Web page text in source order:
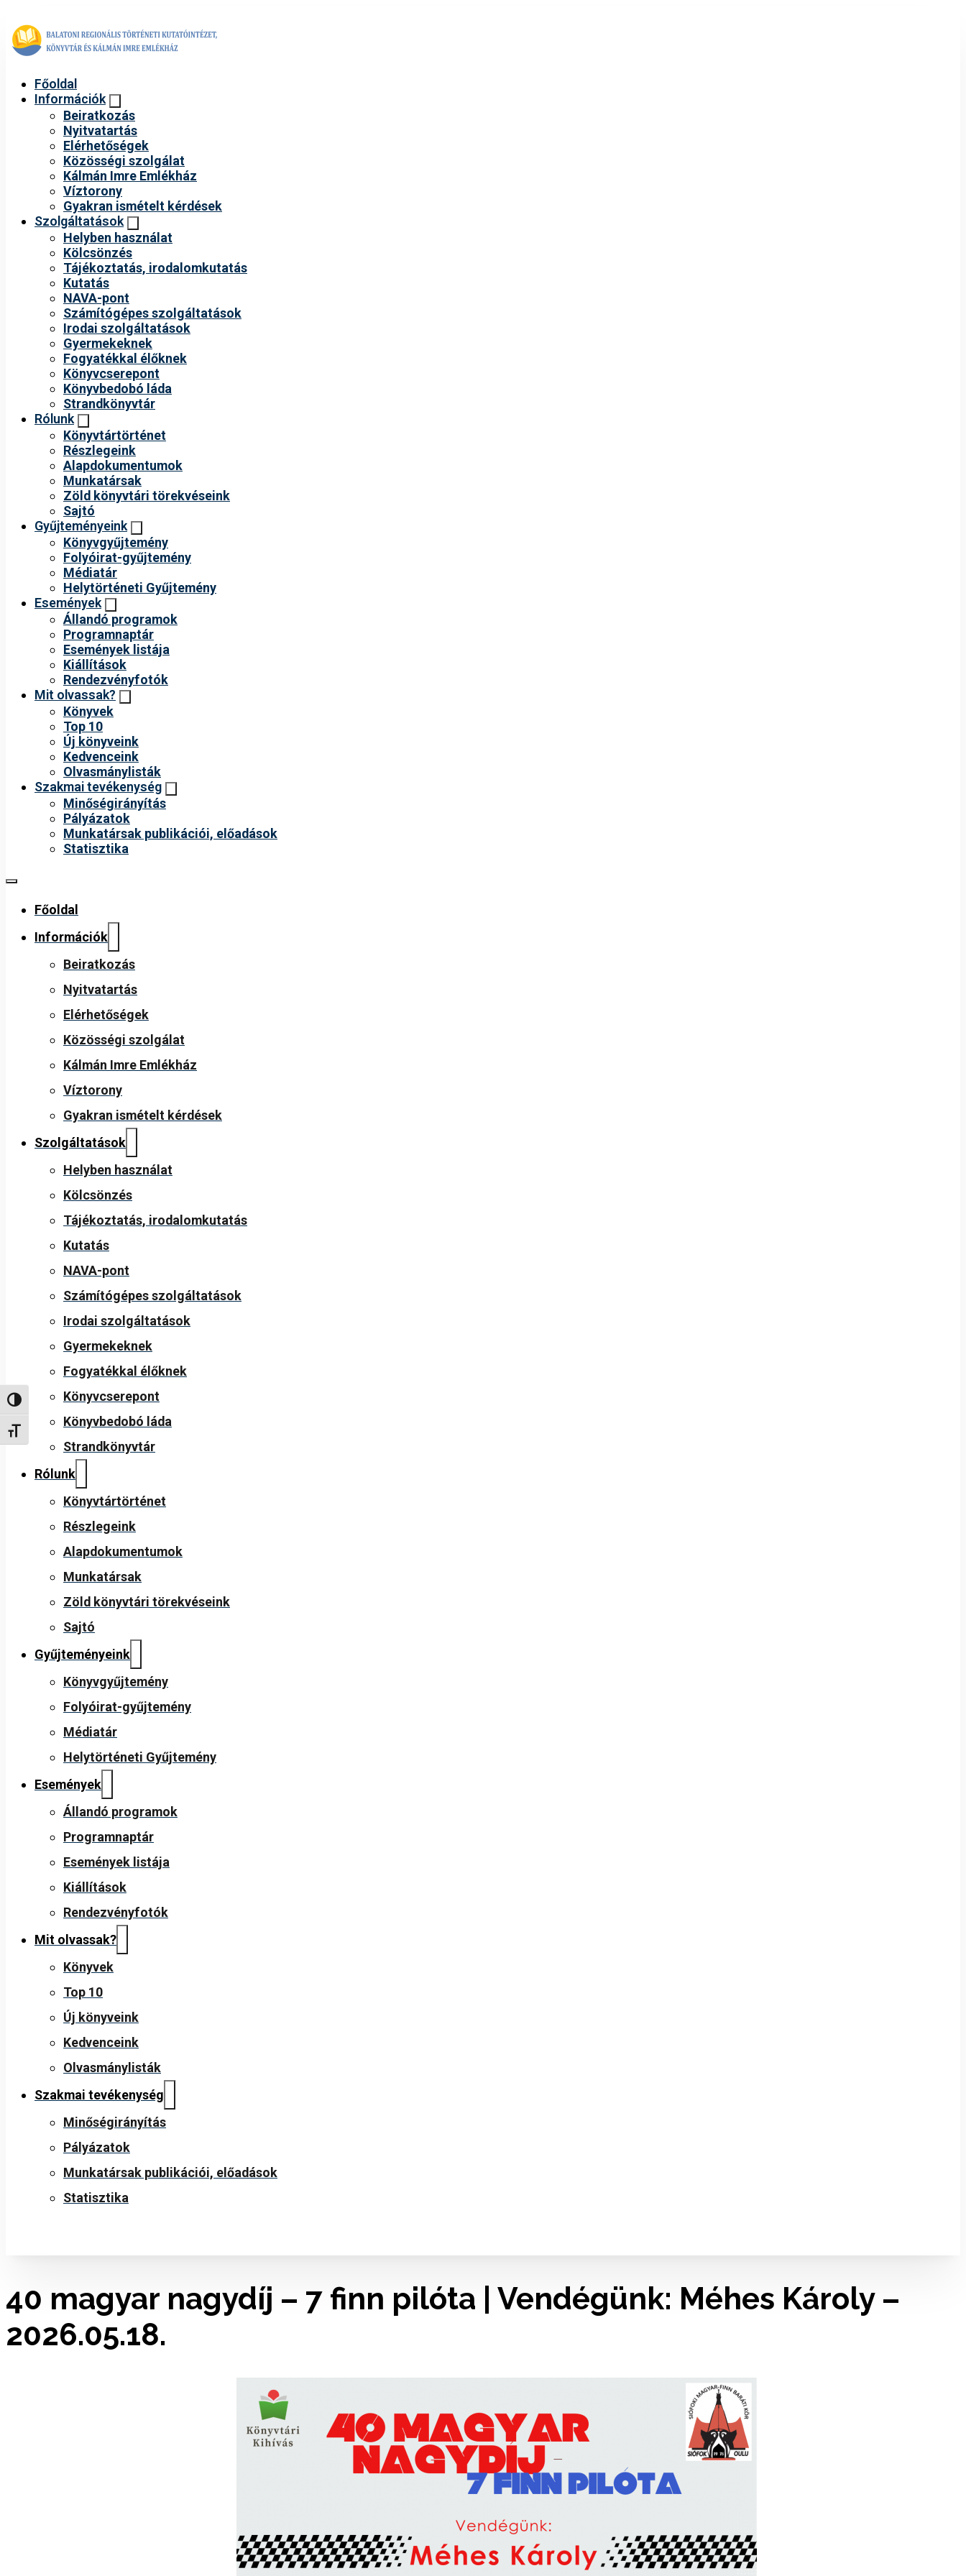
Nagy kontraszt váltása
Betűméret váltása
Főoldal
Információk
Beiratkozás
Nyitvatartás
Elérhetőségek
Közösségi szolgálat
Kálmán Imre Emlékház
Víztorony
Gyakran ismételt kérdések
Szolgáltatások
Helyben használat
Kölcsönzés
Tájékoztatás, irodalomkutatás
Kutatás
NAVA-pont
Számítógépes szolgáltatások
Irodai szolgáltatások
Gyermekeknek
Fogyatékkal élőknek
Könyvcserepont
Könyvbedobó láda
Strandkönyvtár
Rólunk
Könyvtártörténet
Részlegeink
Alapdokumentumok
Munkatársak
Zöld könyvtári törekvéseink
Sajtó
Gyűjteményeink
Könyvgyűjtemény
Folyóirat-gyűjtemény
Médiatár
Helytörténeti Gyűjtemény
Események
Állandó programok
Programnaptár
Események listája
Kiállítások
Rendezvényfotók
Mit olvassak?
Könyvek
Top 10
Új könyveink
Kedvenceink
Olvasmánylisták
Szakmai tevékenység
Minőségirányítás
Pályázatok
Munkatársak publikációi, előadások
Statisztika
Főoldal
Információk
Beiratkozás
Nyitvatartás
Elérhetőségek
Közösségi szolgálat
Kálmán Imre Emlékház
Víztorony
Gyakran ismételt kérdések
Szolgáltatások
Helyben használat
Kölcsönzés
Tájékoztatás, irodalomkutatás
Kutatás
NAVA-pont
Számítógépes szolgáltatások
Irodai szolgáltatások
Gyermekeknek
Fogyatékkal élőknek
Könyvcserepont
Könyvbedobó láda
Strandkönyvtár
Rólunk
Könyvtártörténet
Részlegeink
Alapdokumentumok
Munkatársak
Zöld könyvtári törekvéseink
Sajtó
Gyűjteményeink
Könyvgyűjtemény
Folyóirat-gyűjtemény
Médiatár
Helytörténeti Gyűjtemény
Események
Állandó programok
Programnaptár
Események listája
Kiállítások
Rendezvényfotók
Mit olvassak?
Könyvek
Top 10
Új könyveink
Kedvenceink
Olvasmánylisták
Szakmai tevékenység
Minőségirányítás
Pályázatok
Munkatársak publikációi, előadások
Statisztika
40 magyar nagydíj – 7 finn pilóta | Vendégünk: Méhes Károly –
2026.05.18.